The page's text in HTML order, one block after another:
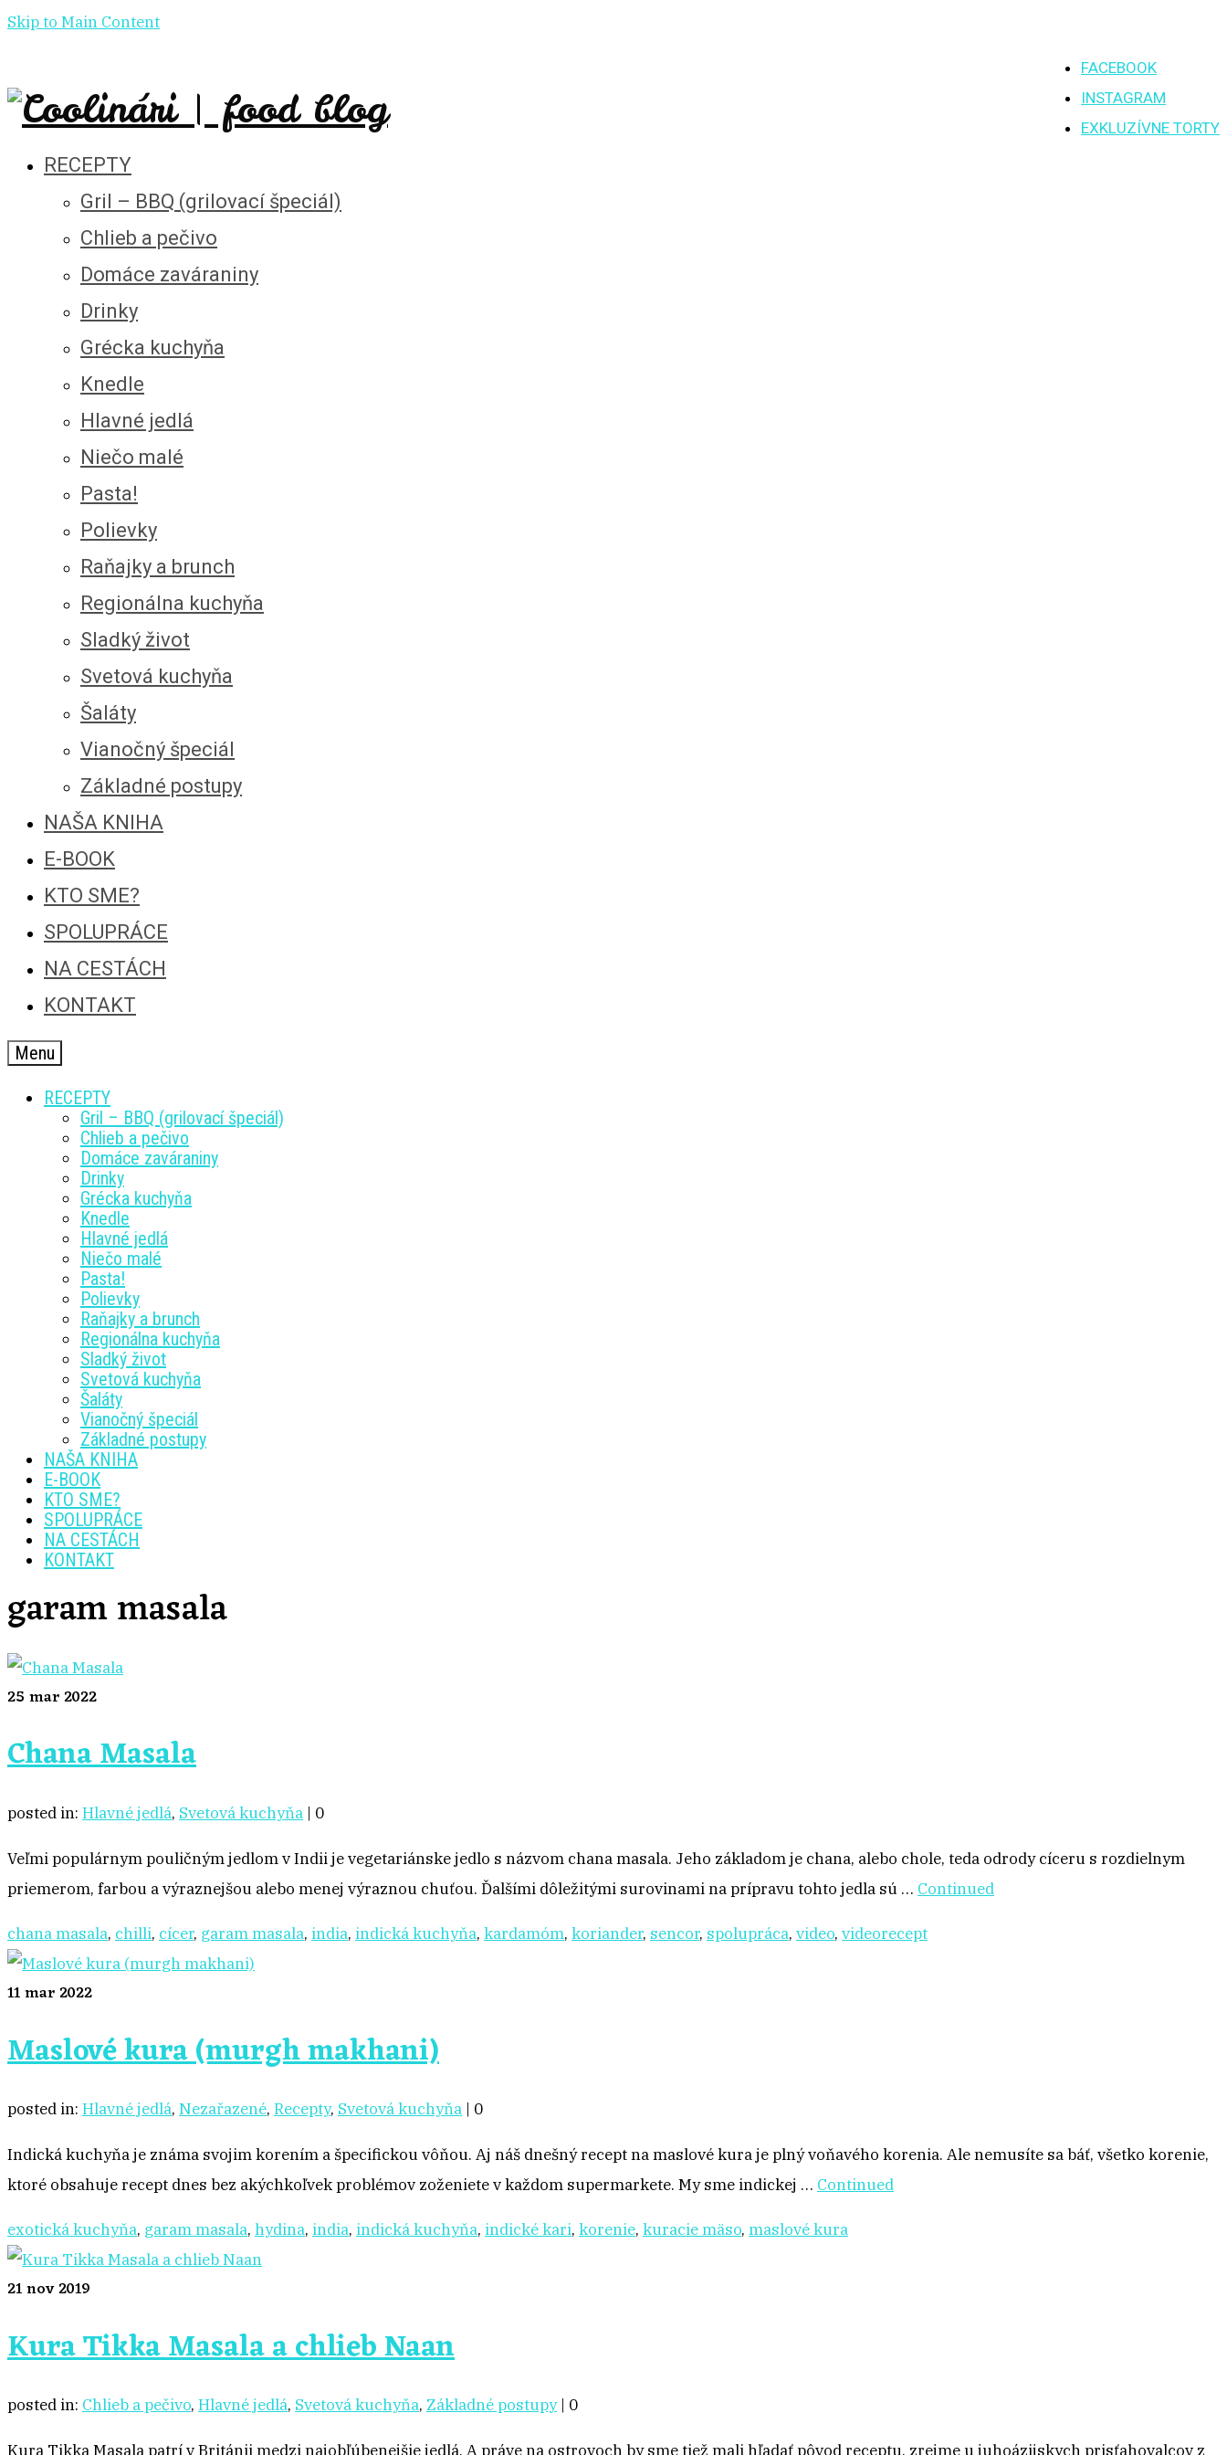
Skip to Main Content
FACEBOOK
INSTAGRAM
EXKLUZÍVNE TORTY
RECEPTY
Gril – BBQ (grilovací špeciál)
Chlieb a pečivo
Domáce zaváraniny
Drinky
Grécka kuchyňa
Knedle
Hlavné jedlá
Niečo malé
Pasta!
Polievky
Raňajky a brunch
Regionálna kuchyňa
Sladký život
Svetová kuchyňa
Šaláty
Vianočný špeciál
Základné postupy
NAŠA KNIHA
E-BOOK
KTO SME?
SPOLUPRÁCE
NA CESTÁCH
KONTAKT
Menu
RECEPTY
Gril – BBQ (grilovací špeciál)
Chlieb a pečivo
Domáce zaváraniny
Drinky
Grécka kuchyňa
Knedle
Hlavné jedlá
Niečo malé
Pasta!
Polievky
Raňajky a brunch
Regionálna kuchyňa
Sladký život
Svetová kuchyňa
Šaláty
Vianočný špeciál
Základné postupy
NAŠA KNIHA
E-BOOK
KTO SME?
SPOLUPRÁCE
NA CESTÁCH
KONTAKT
garam masala
25 mar 2022
Chana Masala
posted in: Hlavné jedlá, Svetová kuchyňa | 0
Veľmi populárnym pouličným jedlom v Indii je vegetariánske jedlo s názvom chana masala. Jeho základom je chana, alebo chole, teda odrody cíceru s rozdielnym
priemerom, farbou a výraznejšou alebo menej výraznou chuťou. Ďalšími dôležitými surovinami na prípravu tohto jedla sú … Continued
chana masala, chilli, cícer, garam masala, india, indická kuchyňa, kardamóm, koriander, sencor, spolupráca, video, videorecept
11mar 2022
Maslové kura (murgh makhani)
posted in: Hlavné jedlá, Nezařazené, Recepty, Svetová kuchyňa | 0
Indická kuchyňa je známa svojim korením a špecifickou vôňou. Aj náš dnešný recept na maslové kura je plný voňavého korenia. Ale nemusíte sa báť, všetko korenie,
ktoré obsahuje recept dnes bez akýchkoľvek problémov zoženiete v každom supermarkete. My sme indickej … Continued
exotická kuchyňa, garam masala, hydina, india, indická kuchyňa, indické kari, korenie, kuracie mäso, maslové kura
21nov 2019
Kura Tikka Masala a chlieb Naan
posted in: Chlieb a pečivo, Hlavné jedlá, Svetová kuchyňa, Základné postupy | 0
Kura Tikka Masala patrí v Británii medzi najobľúbenejšie jedlá. A práve na ostrovoch by sme tiež mali hľadať pôvod receptu, zrejme u juhoázijskych prisťahovalcov z